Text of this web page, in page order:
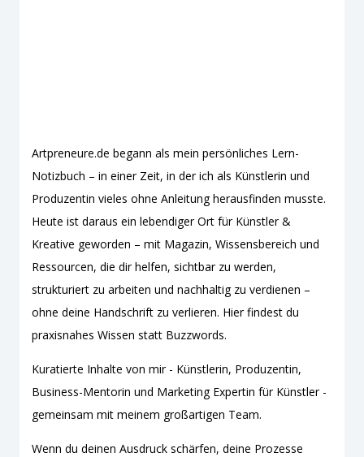
Artpreneure.de begann als mein persönliches Lern-
Notizbuch – in einer Zeit, in der ich als Künstlerin und
Produzentin vieles ohne Anleitung herausfinden musste.
Heute ist daraus ein lebendiger Ort für Künstler &
Kreative geworden – mit Magazin, Wissensbereich und
Ressourcen, die dir helfen, sichtbar zu werden,
strukturiert zu arbeiten und nachhaltig zu verdienen –
ohne deine Handschrift zu verlieren. Hier findest du
praxisnahes Wissen statt Buzzwords.
Kuratierte Inhalte von mir - Künstlerin, Produzentin,
Business-Mentorin und Marketing Expertin für Künstler -
gemeinsam mit meinem großartigen Team.
Wenn du deinen Ausdruck schärfen, deine Prozesse